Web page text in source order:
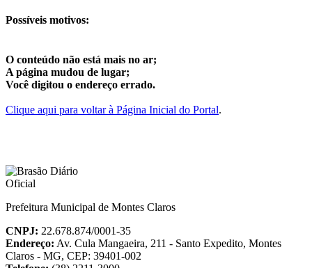
Possíveis motivos:
O conteúdo não está mais no ar;
A página mudou de lugar;
Você digitou o endereço errado.
Clique aqui para voltar à Página Inicial do Portal.
Prefeitura Municipal de Montes Claros
CNPJ: 22.678.874/0001-35
Endereço: Av. Cula Mangaeira, 211 - Santo Expedito, Montes
Claros - MG, CEP: 39401-002